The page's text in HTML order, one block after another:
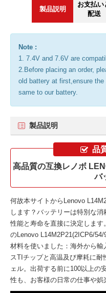
製品説明
お支払い
配送
Note :
1. 7.4V and 7.6V are
2.Before placing an order,
old battery at first,ensure
same to our battery.
製品説明
品
高品質の互換レノボ
バ
何故本サイトから Lenovo
します？バッテリーは特別な
性能と寿命を直接に決定しま
のLenovo L14M2P21(2ICP6/
材料を使いました：海外から
スTIチップと高温及び摩耗に
ェル。出荷する前に100以上の
性も、お客様の日常の仕事や娯